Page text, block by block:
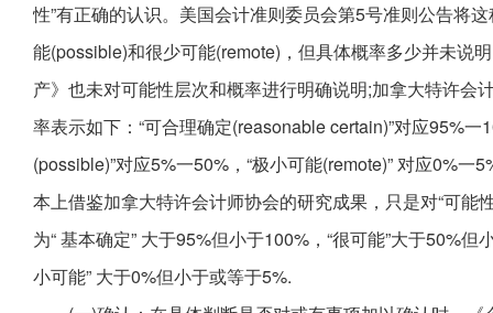
性”有正确的认识。美国会计准则委员会第5号准则公告将
能(possible)和很少可能(remote)，但具体概率多少并未说
产》也未对可能性层次和概率进行明确说明;加拿大特许
率表示如下：“可合理确定(reasonable certain)”对应95%
(possible)”对应5%一50%，“极小可能(remote)” 对应0%
本上借鉴加拿大特许会计师协会的研究成果，只是对“可
为“ 基本确定” 大于95%但小于100%，“很可能”大于50%
小可能” 大于0%但小于或等于5%.